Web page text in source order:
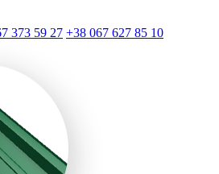
373 59 27 +38 067 627 85 10